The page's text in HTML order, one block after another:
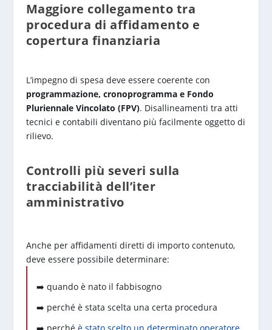
Maggiore collegamento tra
procedura di affidamento e
copertura finanziaria
L’impegno di spesa deve essere coerente con
programmazione, cronoprogramma e Fondo
Pluriennale Vincolato (FPV). Disallineamenti tra atti
tecnici e contabili diventano più facilmente oggetto di
rilievo.
Controlli più severi sulla
tracciabilità dell’iter
amministrativo
Anche per affidamenti diretti di importo contenuto,
deve essere possibile determinare:
➡️ quando è nato il fabbisogno
➡️ perché è stata scelta una certa procedura